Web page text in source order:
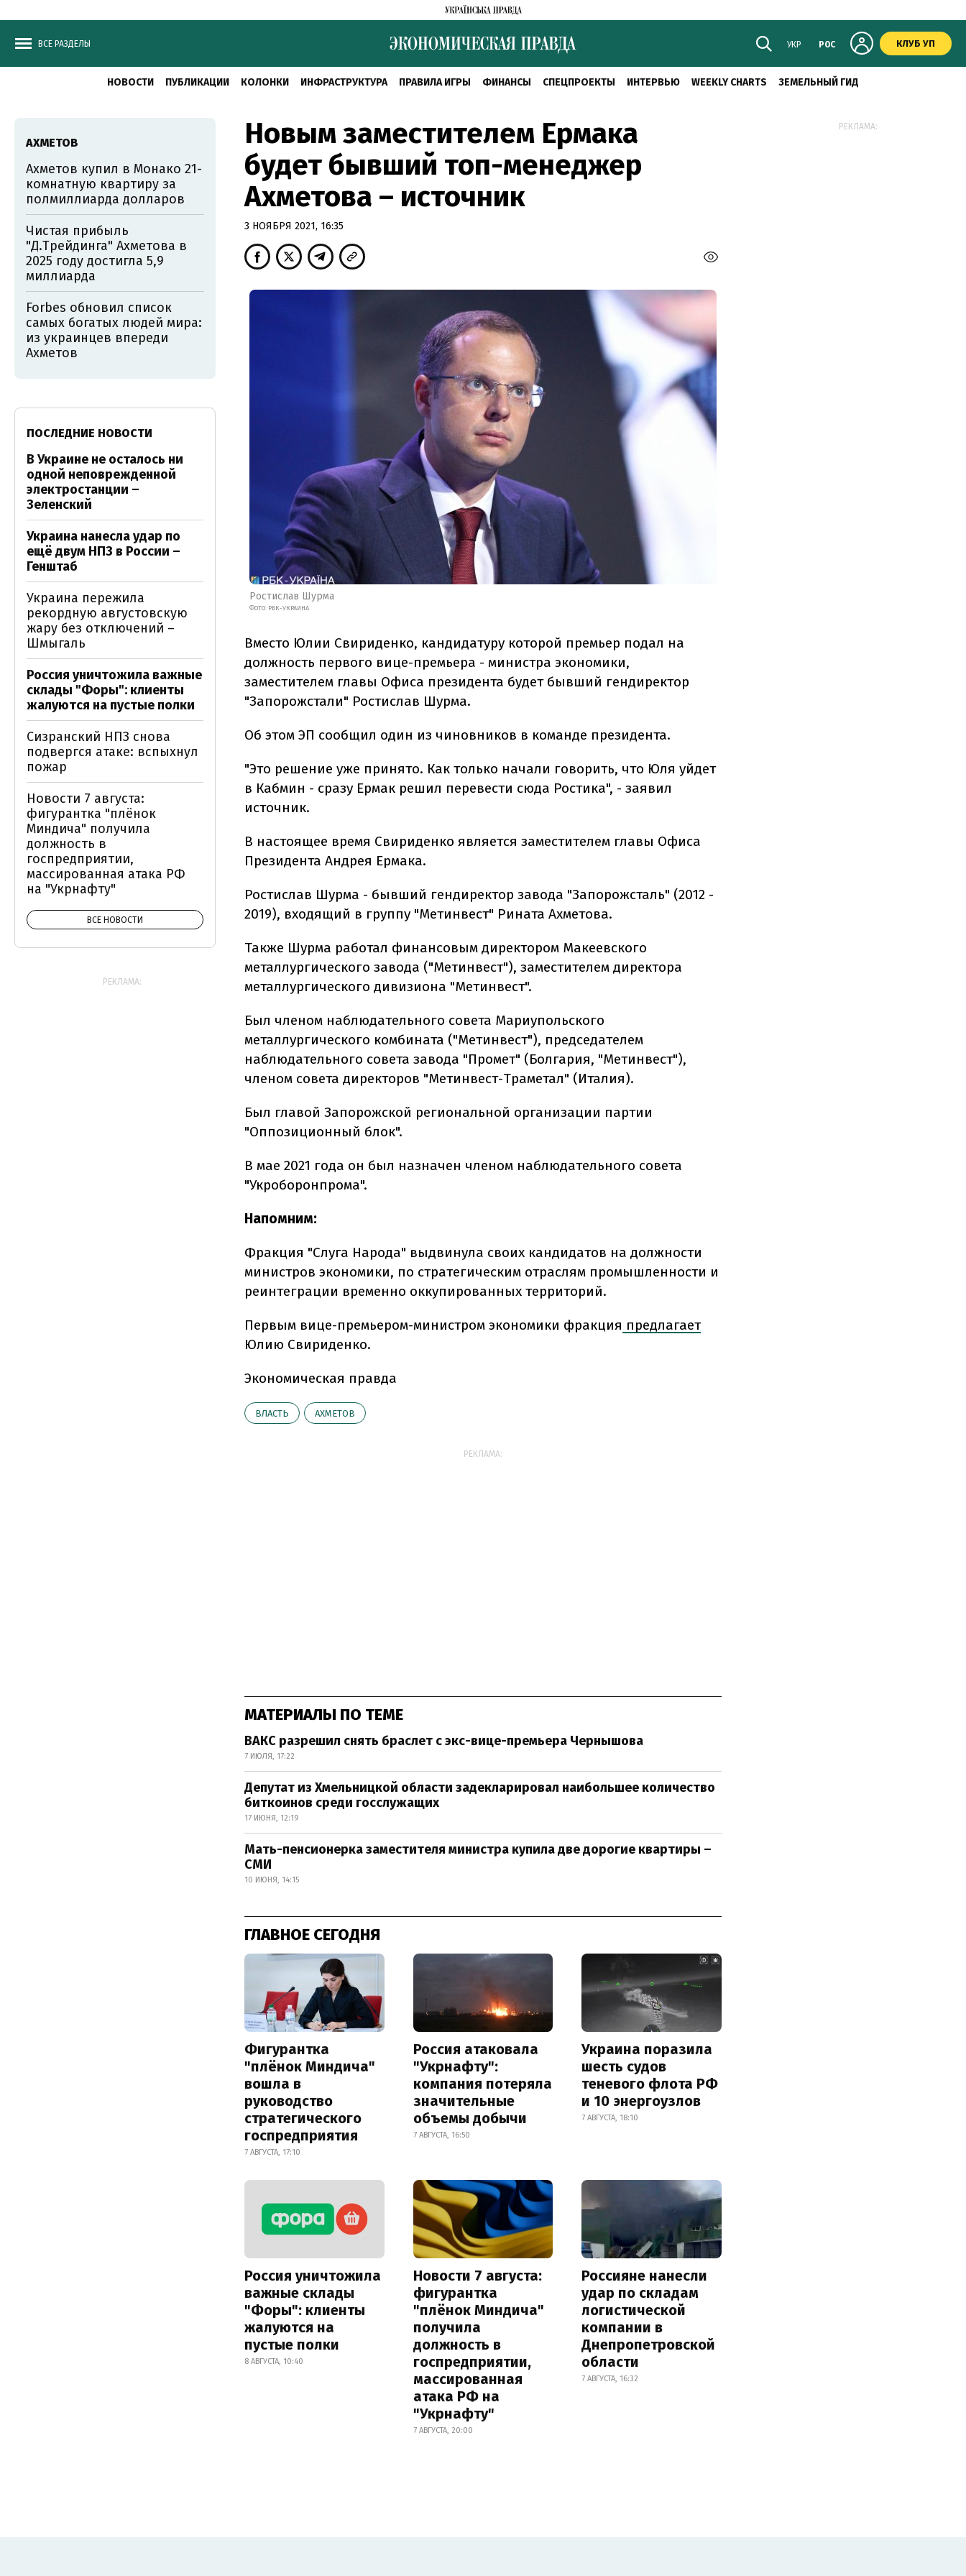
ВСЕ РАЗДЕЛЫ УКР РОС КЛУБ УП
НОВОСТИ ПУБЛИКАЦИИ КОЛОНКИ ИНФРАСТРУКТУРА ПРАВИЛА ИГРЫ ФИНАНСЫ СПЕЦПРОЕКТЫ ИНТЕРВЬЮ WEEKLY CHARTS ЗЕМЕЛЬНЫЙ ГИД
Новым заместителем Ермака
будет бывший топ-менеджер
Ахметова – источник
3 НОЯБРЯ 2021, 16:35
Ростислав Шурма
ФОТО: РБК-УКРАИНА
Вместо Юлии Свириденко, кандидатуру которой премьер подал на
должность первого вице-премьера - министра экономики,
заместителем главы Офиса президента будет бывший гендиректор
"Запорожстали" Ростислав Шурма.
Об этом ЭП сообщил один из чиновников в команде президента.
"Это решение уже принято. Как только начали говорить, что Юля уйдет
в Кабмин - сразу Ермак решил перевести сюда Ростика", - заявил
источник.
В настоящее время Свириденко является заместителем главы Офиса
Президента Андрея Ермака.
Ростислав Шурма - бывший гендиректор завода "Запорожсталь" (2012 -
2019), входящий в группу "Метинвест" Рината Ахметова.
Также Шурма работал финансовым директором Макеевского
металлургического завода ("Метинвест"), заместителем директора
металлургического дивизиона "Метинвест".
Был членом наблюдательного совета Мариупольского
металлургического комбината ("Метинвест"), председателем
наблюдательного совета завода "Промет" (Болгария, "Метинвест"),
членом совета директоров "Метинвест-Траметал" (Италия).
Был главой Запорожской региональной организации партии
"Оппозиционный блок".
В мае 2021 года он был назначен членом наблюдательного совета
"Укроборонпрома".
Напомним:
Фракция "Слуга Народа" выдвинула своих кандидатов на должности
министров экономики, по стратегическим отраслям промышленности и
реинтеграции временно оккупированных территорий.
Первым вице-премьером-министром экономики фракция предлагает
Юлию Свириденко.
Экономическая правда
ВЛАСТЬ АХМЕТОВ
РЕКЛАМА:
МАТЕРИАЛЫ ПО ТЕМЕ
ВАКС разрешил снять браслет с экс-вице-премьера Чернышова
7 ИЮЛЯ, 17:22
Депутат из Хмельницкой области задекларировал наибольшее количество
биткоинов среди госслужащих
17 ИЮНЯ, 12:19
Мать-пенсионерка заместителя министра купила две дорогие квартиры –
СМИ
10 ИЮНЯ, 14:15
ГЛАВНОЕ СЕГОДНЯ
Фигурантка
"плёнок Миндича"
вошла в
руководство
стратегического
госпредприятия
7 АВГУСТА, 17:10
Россия атаковала
"Укрнафту":
компания потеряла
значительные
объемы добычи
7 АВГУСТА, 16:50
Украина поразила
шесть судов
теневого флота РФ
и 10 энергоузлов
7 АВГУСТА, 18:10
Россия уничтожила
важные склады
"Форы": клиенты
жалуются на
пустые полки
8 АВГУСТА, 10:40
Новости 7 августа:
фигурантка
"плёнок Миндича"
получила
должность в
госпредприятии,
массированная
атака РФ на
"Укрнафту"
7 АВГУСТА, 20:00
Россияне нанесли
удар по складам
логистической
компании в
Днепропетровской
области
7 АВГУСТА, 16:32
АХМЕТОВ
Ахметов купил в Монако 21-
комнатную квартиру за
полмиллиарда долларов
Чистая прибыль
"Д.Трейдинга" Ахметова в
2025 году достигла 5,9
миллиарда
Forbes обновил список
самых богатых людей мира:
из украинцев впереди
Ахметов
ПОСЛЕДНИЕ НОВОСТИ
В Украине не осталось ни
одной неповрежденной
электростанции –
Зеленский
Украина нанесла удар по
ещё двум НПЗ в России –
Генштаб
Украина пережила
рекордную августовскую
жару без отключений –
Шмыгаль
Россия уничтожила важные
склады "Форы": клиенты
жалуются на пустые полки
Сизранский НПЗ снова
подвергся атаке: вспыхнул
пожар
Новости 7 августа:
фигурантка "плёнок
Миндича" получила
должность в
госпредприятии,
массированная атака РФ
на "Укрнафту"
ВСЕ НОВОСТИ
РЕКЛАМА:
РЕКЛАМА: